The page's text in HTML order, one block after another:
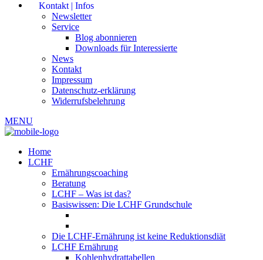
Kontakt | Infos
Newsletter
Service
Blog abonnieren
Downloads für Interessierte
News
Kontakt
Impressum
Datenschutz-erklärung
Widerrufsbelehrung
MENU
Home
LCHF
Ernährungscoaching
Beratung
LCHF – Was ist das?
Basiswissen: Die LCHF Grundschule
Die LCHF-Ernährung ist keine Reduktionsdiät
LCHF Ernährung
Kohlenhydrattabellen